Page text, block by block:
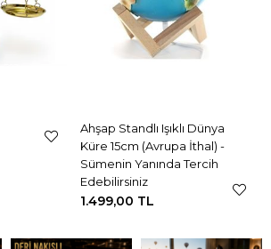
Ahşap Standlı Işıklı Dünya
Küre 15cm (Avrupa İthal) -
Sümenin Yanında Tercih
Edebilirsiniz
1.499,00 TL